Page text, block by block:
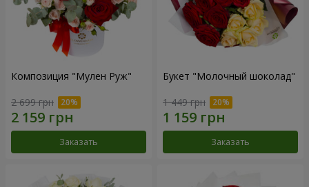
Композиция "Мулен Руж"
2 699 грн
Заказать
Букет "Молочный шоколад"
1 449 грн
Заказать